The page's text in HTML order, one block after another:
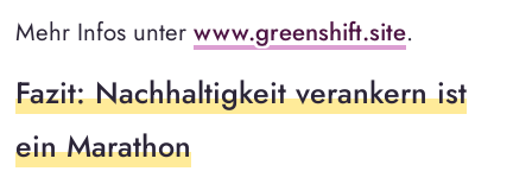
Mehr Infos unter www.greenshift.site.
Fazit: Nachhaltigkeit verankern ist
ein Marathon